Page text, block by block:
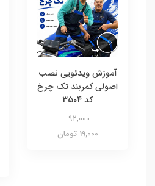
آموزش ویدئویی نصب
اصولی کمربند تک چرخ
کد 3504
92,000
19,000 تومان